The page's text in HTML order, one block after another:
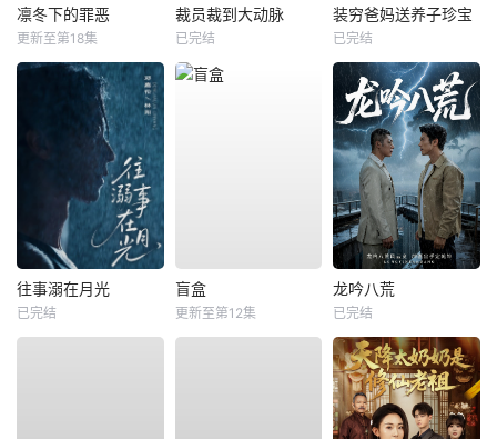
凛冬下的罪恶
更新至第18集
裁员裁到大动脉
已完结
装穷爸妈送养子珍宝
已完结
往事溺在月光
已完结
盲盒
更新至第12集
龙吟八荒
已完结